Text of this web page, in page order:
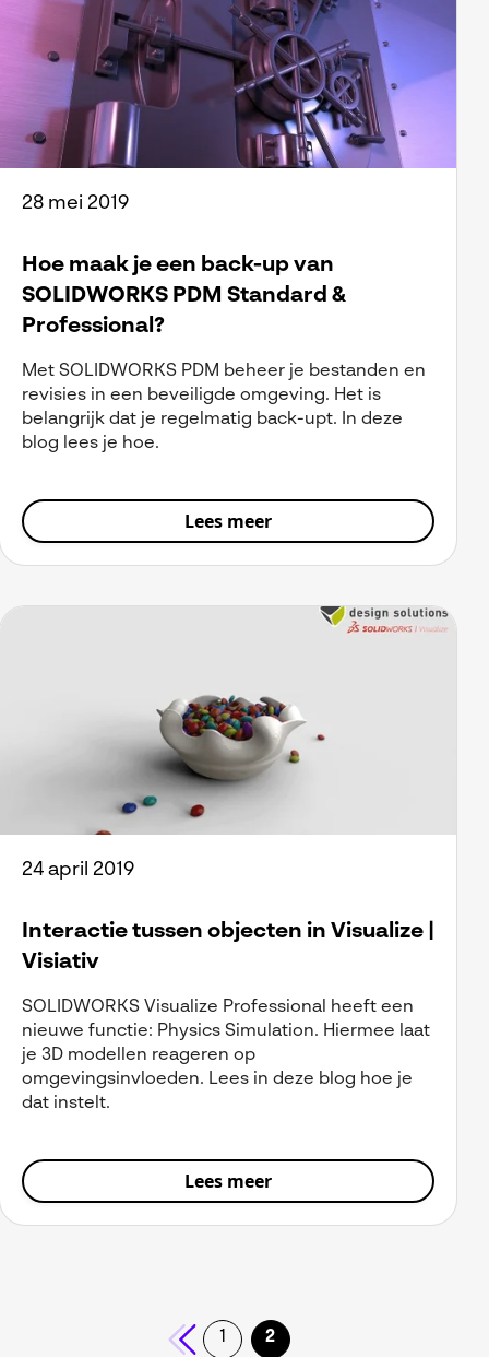
28 mei 2019
Hoe maak je een back-up van
SOLIDWORKS PDM Standard &
Professional?
Met SOLIDWORKS PDM beheer je bestanden en
revisies in een beveiligde omgeving. Het is
belangrijk dat je regelmatig back-upt. In deze
blog lees je hoe.
Lees meer
24 april 2019
Interactie tussen objecten in Visualize |
Visiativ
SOLIDWORKS Visualize Professional heeft een
nieuwe functie: Physics Simulation. Hiermee laat
je 3D modellen reageren op
omgevingsinvloeden. Lees in deze blog hoe je
dat instelt.
Lees meer
1 2